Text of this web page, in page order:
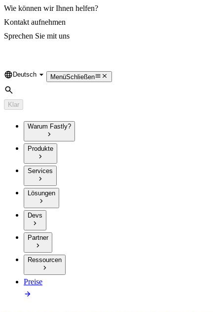
Wie können wir Ihnen helfen?
Kontakt aufnehmen
Sprechen Sie mit uns
Language
Deutsch MenüSchließen
Suche
Klar
Warum Fastly?
Produkte
Services
Lösungen
Devs
Partner
Ressourcen
Preise